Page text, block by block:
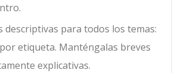
descriptivas para todos los temas:
etiqueta. Manténgalas breves
explicativas.